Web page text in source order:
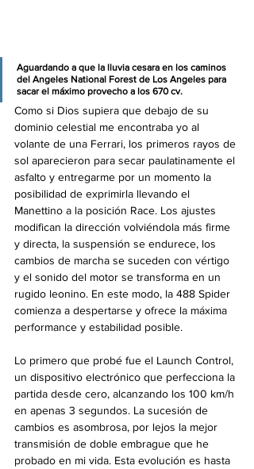
Aguardando a que la lluvia cesara en los caminos
del Angeles National Forest de Los Angeles para
sacar el máximo provecho a los 670 cv.
Como si Dios supiera que debajo de su
dominio celestial me encontraba yo al
volante de una Ferrari, los primeros rayos de
sol aparecieron para secar paulatinamente el
asfalto y entregarme por un momento la
posibilidad de exprimirla llevando el
Manettino a la posición Race. Los ajustes
modifican la dirección volviéndola más firme
y directa, la suspensión se endurece, los
cambios de marcha se suceden con vértigo
y el sonido del motor se transforma en un
rugido leonino. En este modo, la 488 Spider
comienza a despertarse y ofrece la máxima
performance y estabilidad posible.
Lo primero que probé fue el Launch Control,
un dispositivo electrónico que perfecciona la
partida desde cero, alcanzando los 100 km/h
en apenas 3 segundos. La sucesión de
cambios es asombrosa, por lejos la mejor
transmisión de doble embrague que he
probado en mi vida. Esta evolución es hasta